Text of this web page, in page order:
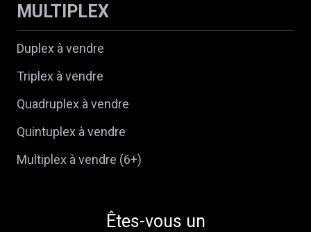
MULTIPLEX
Duplex à vendre
Triplex à vendre
Quadruplex à vendre
Quintuplex à vendre
Multiplex à vendre (6+)
Êtes-vous un